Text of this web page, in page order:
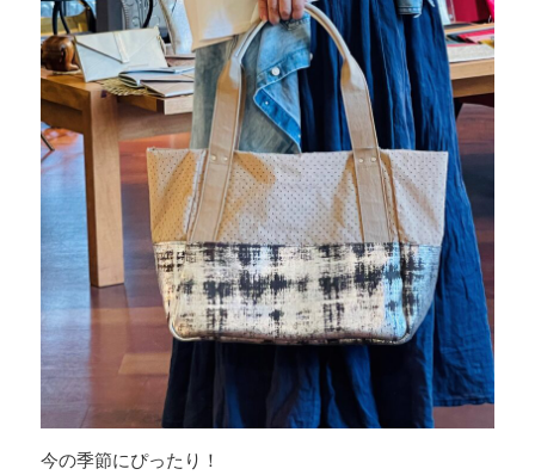
今の季節にぴったり！